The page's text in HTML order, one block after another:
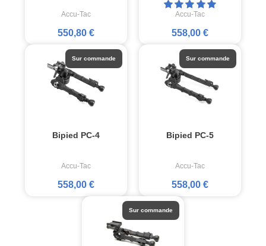
Accu-Tac
550,80 €
Accu-Tac
558,00 €
Bipied PC-4
Accu-Tac
558,00 €
Sur commande
Bipied PC-5
Accu-Tac
558,00 €
Sur commande
Sur commande